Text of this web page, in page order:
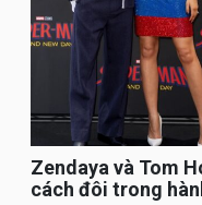
Zendaya và Tom
cách đôi trong